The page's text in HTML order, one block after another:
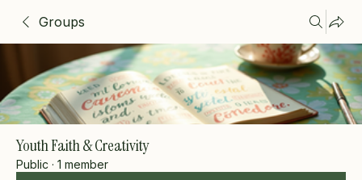
Groups
Youth Faith & Creativity
Public · 1 member